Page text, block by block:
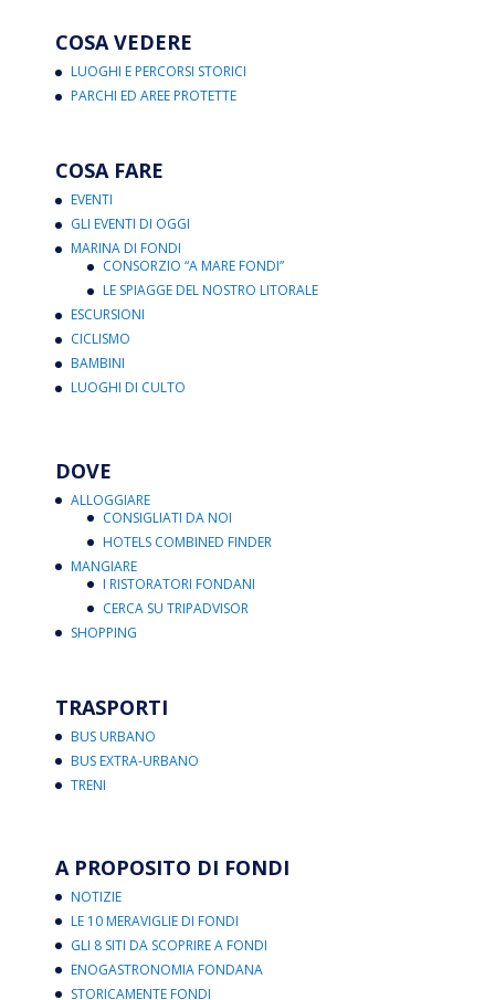
COSA VEDERE
LUOGHI E PERCORSI STORICI
PARCHI ED AREE PROTETTE
COSA FARE
EVENTI
GLI EVENTI DI OGGI
MARINA DI FONDI
CONSORZIO “A MARE FONDI”
LE SPIAGGE DEL NOSTRO LITORALE
ESCURSIONI
CICLISMO
BAMBINI
LUOGHI DI CULTO
DOVE
ALLOGGIARE
CONSIGLIATI DA NOI
HOTELS COMBINED FINDER
MANGIARE
I RISTORATORI FONDANI
CERCA SU TRIPADVISOR
SHOPPING
TRASPORTI
BUS URBANO
BUS EXTRA-URBANO
TRENI
A PROPOSITO DI FONDI
NOTIZIE
LE 10 MERAVIGLIE DI FONDI
GLI 8 SITI DA SCOPRIRE A FONDI
ENOGASTRONOMIA FONDANA
STORICAMENTE FONDI